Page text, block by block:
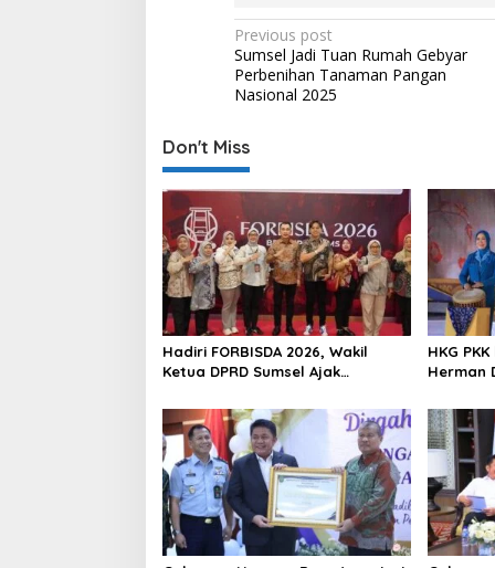
P
o
s
n
a
v
i
g
a
t
i
o
n
Previous post
Sumsel Jadi Tuan Rumah Gebyar
Perbenihan Tanaman Pangan
Nasional 2025
Don't Miss
Hadiri FORBISDA 2026, Wakil
Ketua DPRD Sumsel Ajak
Kekuatan Ekonomi Baru
HKG
Herman